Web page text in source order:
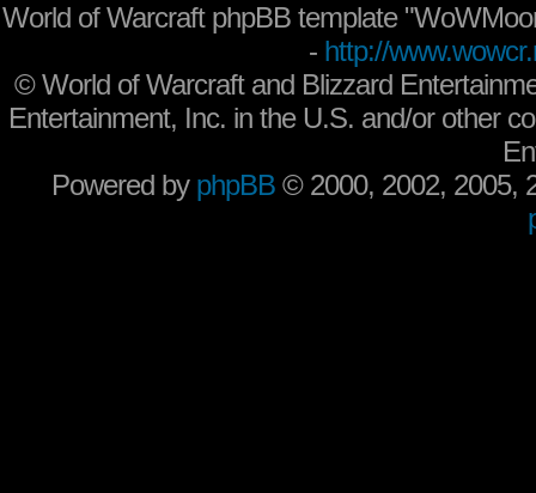
World of Warcraft phpBB template
- http://
©World of Warcraft and Blizzard
Entertainment, Inc. in the U.S. and/or other
Powered by phpBB © 2000, 2002, 2005,